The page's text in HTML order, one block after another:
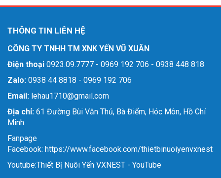
THÔNG TIN LIÊN HỆ
CÔNG TY TNHH TM XNK YẾN VŨ XUÂN
Điện thoại 0923.09.7777 - 0969 192 706 - 0938 448 818
Zalo: 0938 44 8818 - 0969 192 706
Email: lehau1710@gmail.com
Địa chỉ: 61 Đường Bùi Văn Thủ, Bà Điểm, Hóc Môn, Hồ Chí
Minh
Fanpage
Facebook: https://www.facebook.com/thietbinuoiyenvxnest
Youtube:Thiết Bị Nuôi Yến VXNEST - YouTube